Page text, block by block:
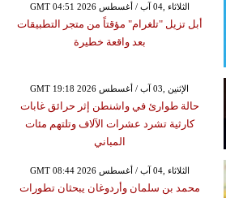
GMT 04:51 2026 الثلاثاء ,04 آب / أغسطس
أبل تزيل "تلغرام" مؤقتاً من متجر التطبيقات
بعد واقعة خطيرة
GMT 19:18 2026 الإثنين ,03 آب / أغسطس
حالة طوارئ في واشنطن إثر حرائق غابات
كارثية تشرد عشرات الآلاف وتلتهم مئات
المباني
GMT 08:44 2026 الثلاثاء ,04 آب / أغسطس
محمد بن سلمان وأردوغان يبحثان تطورات